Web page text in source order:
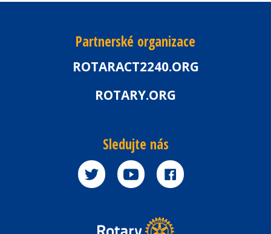
Partnerské organizace
ROTARACT2240.ORG
ROTARY.ORG
Sledujte nás